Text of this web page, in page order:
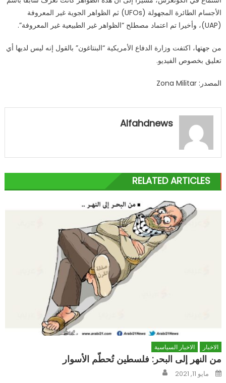
الأجسام الطائرة المجهولة (UFOs) ثم الظواهر الجوية غير المعروفة
(UAP)، وأخيرا تم اعتماد مصطلح “الظواهر غير الطبيعية غير المعروفة”.
من جهتها، اكتفت وزارة الدفاع الأمريكية “البنتاغون” بالقول إنه ليس لديها أي
تعليق بخصوص الفيديو.
المصدر: Zona Militar
Alfahdnews
RELATED ARTICLES
الاخبار الاخبار السياسية
من النهر إلى البحر: فلسطين تُحطّم الأسوار
Posted
onمايو 11, 2021